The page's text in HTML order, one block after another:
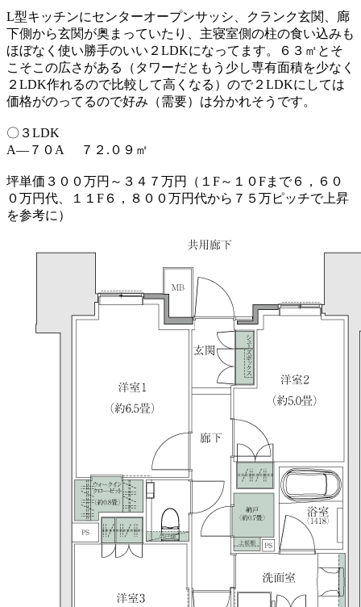
L型キッチンにセンターオープンサッシ、クランク玄関、廊
下側から玄関が奥まっていたり、主寝室側の柱の食い込みも
ほぼなく使い勝手のいい２LDKになってます。６３㎡とそ
こそこの広さがある（タワーだともう少し専有面積を少なく
２LDK作れるので比較して高くなる）ので２LDKにしては
価格がのってるので好み（需要）は分かれそうです。
〇３LDK
A―７０A ７２.０９㎡
坪単価３００万円～３４７万円（１F～１０Fまで６，６０
０万円代、１１F６，８００万円代から７５万ピッチで上昇
を参考に）